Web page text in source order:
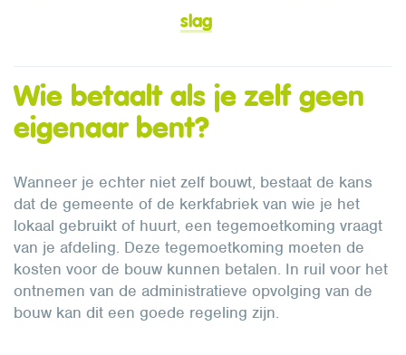
slag
Wie betaalt als je zelf geen
eigenaar bent?
Wanneer je echter niet zelf bouwt, bestaat de kans
dat de gemeente of de kerkfabriek van wie je het
lokaal gebruikt of huurt, een tegemoetkoming vraagt
van je afdeling. Deze tegemoetkoming moeten de
kosten voor de bouw kunnen betalen. In ruil voor het
ontnemen van de administratieve opvolging van de
bouw kan dit een goede regeling zijn.